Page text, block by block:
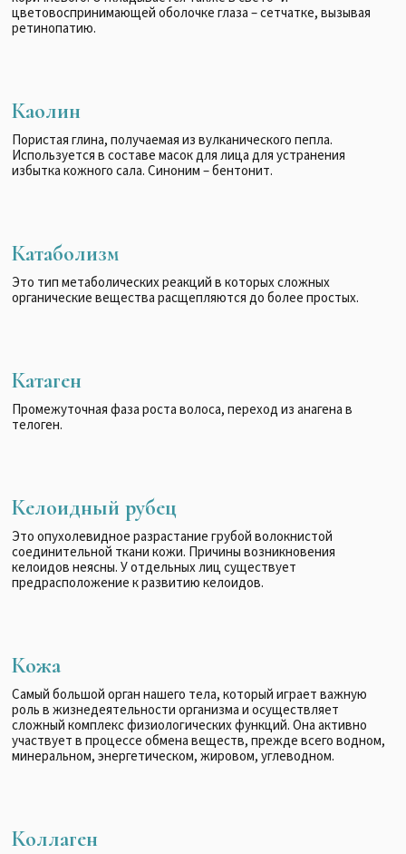
цветовоспринимающей оболочке глаза – сетчатке, вызывая
ретинопатию.
Каолин
Пористая глина, получаемая из вулканического пепла.
Используется в составе масок для лица для устранения
избытка кожного сала. Синоним – бентонит.
Катаболизм
Это тип метаболических реакций в которых сложных
органические вещества расщепляются до более простых.
Катаген
Промежуточная фаза роста волоса, переход из анагена в
телоген.
Келоидный рубец
Это опухолевидное разрастание грубой волокнистой
соединительной ткани кожи. Причины возникновения
келоидов неясны. У отдельных лиц существует
предрасположение к развитию келоидов.
Кожа
Самый большой орган нашего тела, который играет важную
роль в жизнедеятельности организма и осуществляет
сложный комплекс физиологических функций. Она активно
участвует в процессе обмена веществ, прежде всего водном,
минеральном, энергетическом, жировом, углеводном.
Коллаген